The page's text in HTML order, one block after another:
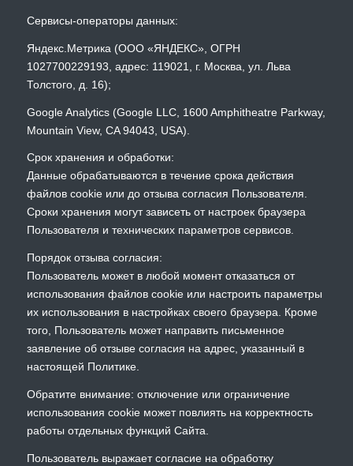
Сервисы-операторы данных:
Яндекс.Метрика (ООО «ЯНДЕКС», ОГРН
1027700229193, адрес: 119021, г. Москва, ул. Льва
Толстого, д. 16);
Google Analytics (Google LLC, 1600 Amphitheatre Parkway,
Mountain View, CA 94043, USA).
Срок хранения и обработки:
Данные обрабатываются в течение срока действия
файлов cookie или до отзыва согласия Пользователя.
Сроки хранения могут зависеть от настроек браузера
Пользователя и технических параметров сервисов.
Порядок отзыва согласия:
Пользователь может в любой момент отказаться от
использования файлов cookie или настроить параметры
их использования в настройках своего браузера. Кроме
того, Пользователь может направить письменное
заявление об отзыве согласия на адрес, указанный в
настоящей Политике.
Обратите внимание: отключение или ограничение
использования cookie может повлиять на корректность
работы отдельных функций Сайта.
Пользователь выражает согласие на обработку